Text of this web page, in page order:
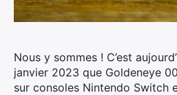
Nous y sommes ! C’est
janvier 2023 que Goldeneye
sur consoles Nintendo Switch